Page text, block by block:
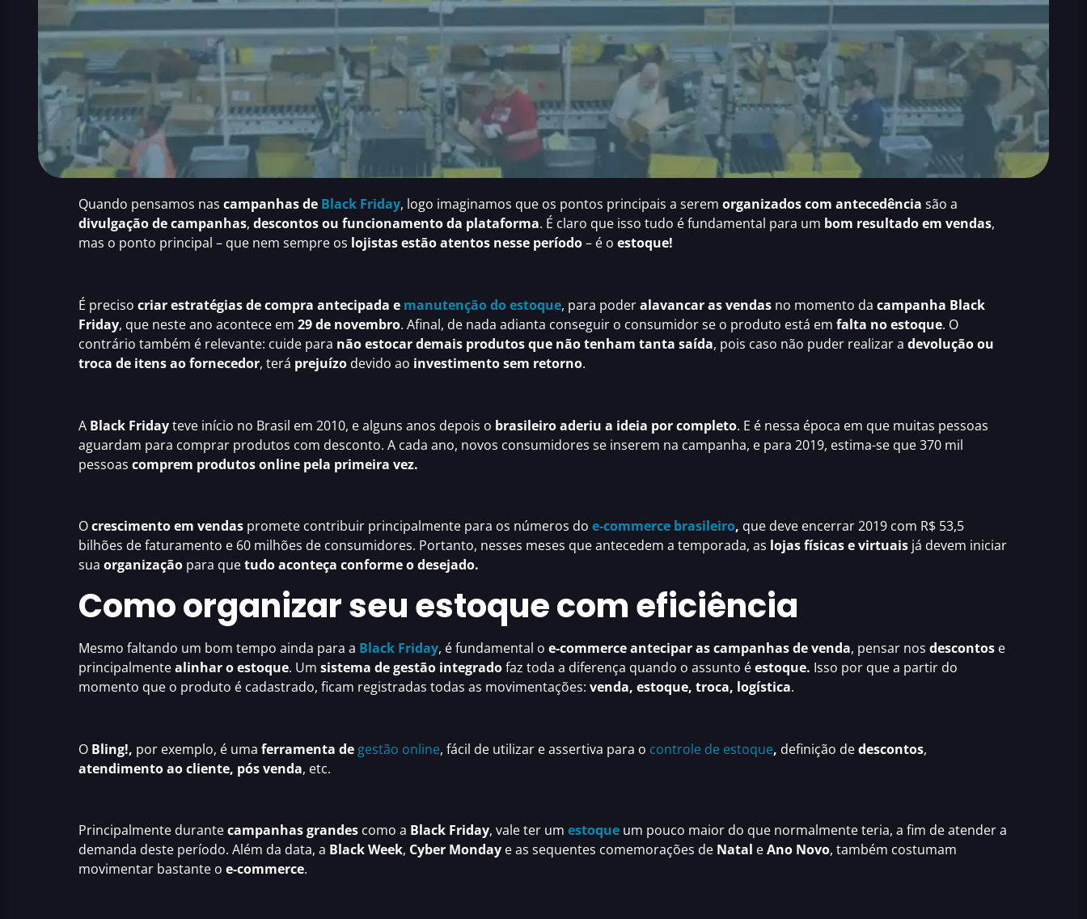
Quando pensamos nas campanhas de Black Friday, logo imaginamos que os pontos principais a serem organizados com antecedência são a
divulgação de campanhas, descontos ou funcionamento da plataforma. É claro que isso tudo é fundamental para um bom resultado em vendas,
mas o ponto principal – que nem sempre os lojistas estão atentos nesse período– é o estoque!
É preciso criar estratégias de compra antecipada e manutenção do estoque, para poderalavancar as vendas no momento da campanha Black
Friday, que neste ano acontece em 29 de novembro. Afinal, de nada adianta conseguir o consumidor se o produto está em falta no estoque. O
contrário também é relevante: cuide para não estocar demais produtos que não tenham tanta saída, pois caso não puder realizar a devolução ou
troca de itens ao fornecedor, terá prejuízo devido ao investimento sem retorno.
A Black Fridayteve início no Brasil em 2010, e alguns anos depois o brasileiro aderiu a ideia por completo. E é nessa época em que muitas pessoas
aguardam para comprar produtos com desconto. A cada ano, novos consumidores se inserem na campanha, e para 2019, estima-se que 370 mil
pessoas comprem produtos online pela primeira vez.
Ocrescimento em vendas promete contribuir principalmente para os números do e-commerce brasileiro, que deve encerrar 2019 com R$ 53,5
bilhões de faturamento e 60 milhões de consumidores. Portanto, nesses meses que antecedem a temporada, as lojas físicas e virtuais já devem iniciar
sua organização para quetudo aconteça conforme o desejado.
Como organizar seu estoque com eficiência
Mesmo faltando um bom tempo ainda para a Black Friday, é fundamental o e-commerce antecipar as campanhas de venda, pensar nos descontos e
principalmentealinhar o estoque. Um sistema de gestão integradofaz toda a diferença quando o assunto éestoque. Isso por que a partir do
momento que o produto é cadastrado, ficam registradas todas as movimentações: venda, estoque, troca, logística.
O Bling!, por exemplo, é uma ferramenta de gestão online, fácil de utilizar e assertiva para o controle de estoque, definição dedescontos,
atendimento ao cliente, pós venda, etc.
Principalmente durantecampanhas grandes como a Black Friday, vale ter um estoque um pouco maior do que normalmente teria, a fim de atender a
demanda deste período. Além da data, a Black Week, Cyber Monday e as sequentes comemorações de Natal eAno Novo, também costumam
movimentar bastante o e-commerce.